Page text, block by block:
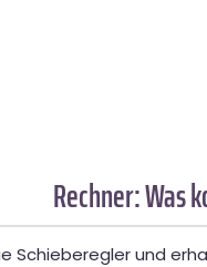
Rechner: Was
Schieberegler und